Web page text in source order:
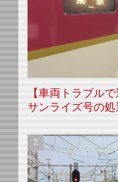
【車両トラブル
サンライズ号の処